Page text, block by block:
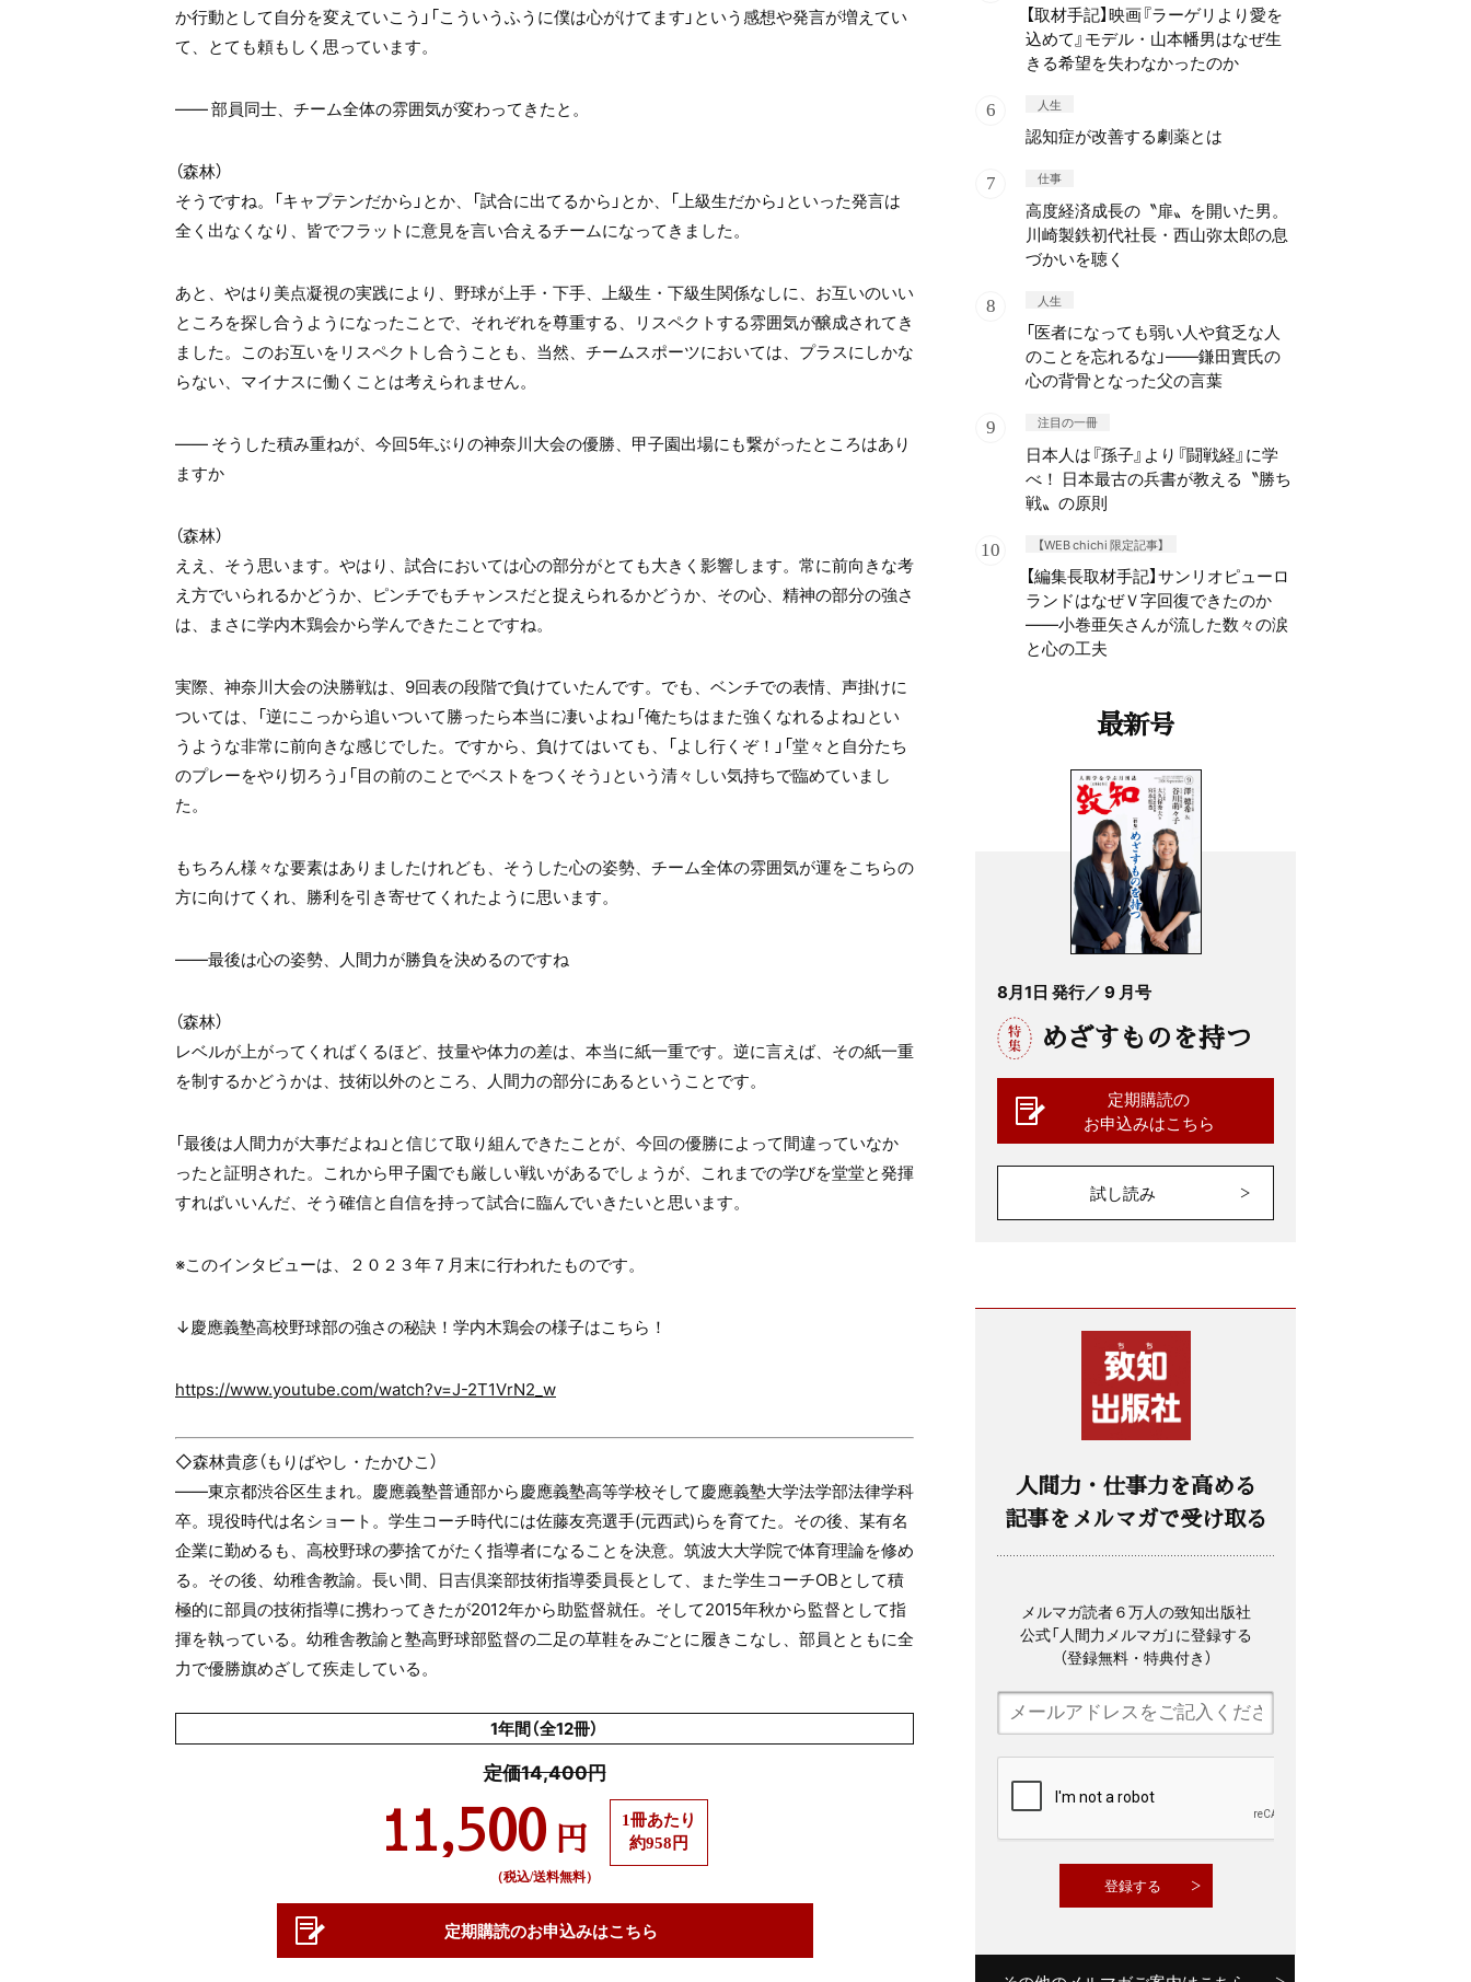
か行動として自分を変えていこう」「こういうふうに僕は心がけてます」という感想や発言が増えてい
て、とても頼もしく思っています。
―― 部員同士、チーム全体の雰囲気が変わってきたと。
（森林）
そうですね。「キャプテンだから」とか、「試合に出てるから」とか、「上級生だから」といった発言は
全く出なくなり、皆でフラットに意見を言い合えるチームになってきました。
あと、やはり美点凝視の実践により、野球が上手・下手、上級生・下級生関係なしに、お互いのいい
ところを探し合うようになったことで、それぞれを尊重する、リスペクトする雰囲気が醸成されてき
ました。このお互いをリスペクトし合うことも、当然、チームスポーツにおいては、プラスにしかな
らない、マイナスに働くことは考えられません。
―― そうした積み重ねが、今回5年ぶりの神奈川大会の優勝、甲子園出場にも繋がったところはあり
ますか
（森林）
ええ、そう思います。やはり、試合においては心の部分がとても大きく影響します。常に前向きな考
え方でいられるかどうか、ピンチでもチャンスだと捉えられるかどうか、その心、精神の部分の強さ
は、まさに学内木鶏会から学んできたことですね。
実際、神奈川大会の決勝戦は、9回表の段階で負けていたんです。でも、ベンチでの表情、声掛けに
ついては、「逆にこっから追いついて勝ったら本当に凄いよね」「俺たちはまた強くなれるよね」とい
うような非常に前向きな感じでした。ですから、負けてはいても、「よし行くぞ！」「堂々と自分たち
のプレーをやり切ろう」「目の前のことでベストをつくそう」という清々しい気持ちで臨めていまし
た。
もちろん様々な要素はありましたけれども、そうした心の姿勢、チーム全体の雰囲気が運をこちらの
方に向けてくれ、勝利を引き寄せてくれたように思います。
――最後は心の姿勢、人間力が勝負を決めるのですね
（森林）
レベルが上がってくればくるほど、技量や体力の差は、本当に紙一重です。逆に言えば、その紙一重
を制するかどうかは、技術以外のところ、人間力の部分にあるということです。
「最後は人間力が大事だよね」と信じて取り組んできたことが、今回の優勝によって間違っていなか
ったと証明された。これから甲子園でも厳しい戦いがあるでしょうが、これまでの学びを堂堂と発揮
すればいいんだ、そう確信と自信を持って試合に臨んでいきたいと思います。
※このインタビューは、２０２３年７月末に行われたものです。
↓慶應義塾高校野球部の強さの秘訣！学内木鶏会の様子はこちら！
https://www.youtube.com/watch?v=J-2T1VrN2_w
◇森林貴彦（もりばやし・たかひこ）
――東京都渋谷区生まれ。慶應義塾普通部から慶應義塾高等学校そして慶應義塾大学法学部法律学科
卒。現役時代は名ショート。学生コーチ時代には佐藤友亮選手(元西武)らを育てた。その後、某有名
企業に勤めるも、高校野球の夢捨てがたく指導者になることを決意。筑波大大学院で体育理論を修め
る。その後、幼稚舎教諭。長い間、日吉倶楽部技術指導委員長として、また学生コーチOBとして積
極的に部員の技術指導に携わってきたが2012年から助監督就任。そして2015年秋から監督として指
揮を執っている。幼稚舎教諭と塾高野球部監督の二足の草鞋をみごとに履きこなし、部員とともに全
力で優勝旗めざして疾走している。
1年間（全12冊）
定価14,400円
11,500 円
1冊あたり
約958円
（税込/送料無料）
定期購読のお申込みはこちら
【取材手記】映画『ラーゲリより愛を
込めて』モデル・山本幡男はなぜ生
きる希望を失わなかったのか
人生
認知症が改善する劇薬とは
仕事
高度経済成長の〝扉〟を開いた男。
川崎製鉄初代社長・西山弥太郎の息
づかいを聴く
人生
「医者になっても弱い人や貧乏な人
のことを忘れるな」——鎌田實氏の
心の背骨となった父の言葉
注目の一冊
日本人は『孫子』より『闘戦経』に学
べ！ 日本最古の兵書が教える〝勝ち
戦〟の原則
【WEB chichi 限定記事】
【編集長取材手記】サンリオピューロ
ランドはなぜＶ字回復できたのか
——小巻亜矢さんが流した数々の涙
と心の工夫
最新号
8月1日 発行／ 9 月号
めざすものを持つ
定期購読の
お申込みはこちら
試し読み
人間力・仕事力を高める
記事をメルマガで受け取る
メルマガ読者６万人の致知出版社
公式「人間力メルマガ」に登録する
（登録無料・特典付き）